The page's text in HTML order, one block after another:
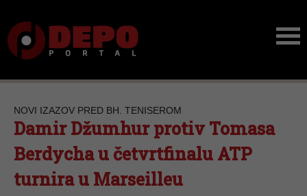
NOVI IZAZOV PRED BH. TENISEROM
Damir Džumhur protiv Tomasa
Berdycha u četvrtfinalu ATP
turnira u Marseilleu